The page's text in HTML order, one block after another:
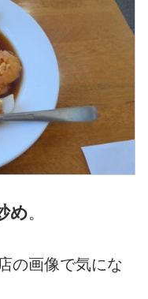
め。
の画像で気にな